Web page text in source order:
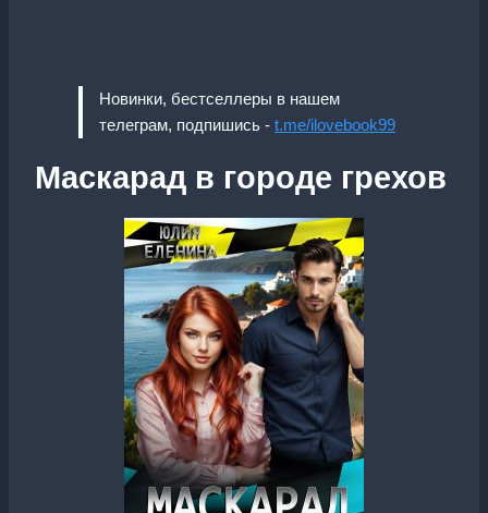
Новинки, бестселлеры в нашем
телеграм, подпишись - t.me/ilovebook99
Маскарад в городе грехов